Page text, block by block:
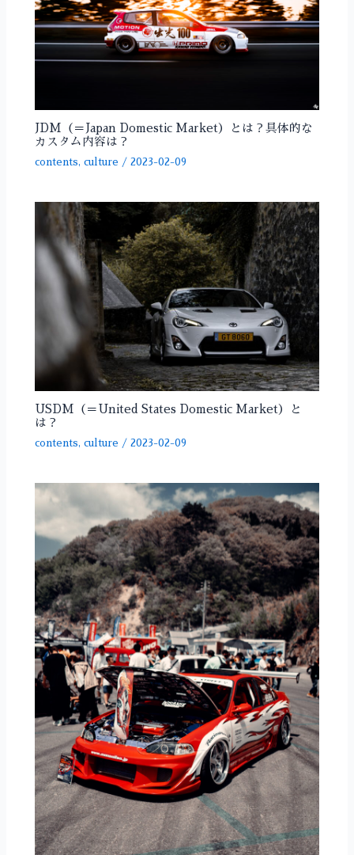
JDM（＝Japan Domestic Market）とは？具体的な
カスタム内容は？
contents,culture /2023-02-09
USDM（＝United States Domestic Market）と
は？
contents,culture /2023-02-09